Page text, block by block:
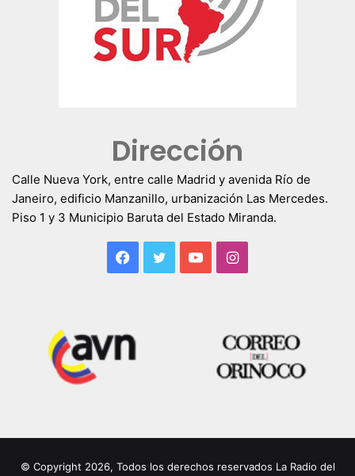
Dirección
Calle Nueva York, entre calle Madrid y avenida Río de
Janeiro, edificio Manzanillo, urbanización Las Mercedes.
Piso 1 y 3 Municipio Baruta del Estado Miranda.
Facebook
TwitterYouTubeInstagram
© Copyright 2026, Todos los derechos reservados La Radio del